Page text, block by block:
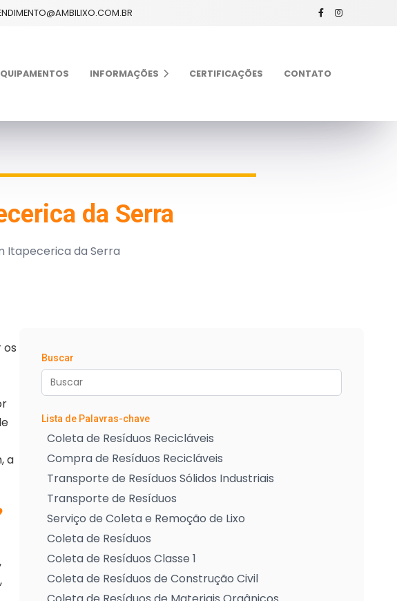
INFORMAÇÕES CERTIFICAÇÕES CONTATO
da Serra
Itapecerica da Serra
os
a
Buscar
Lista de Palavras-chave
Coleta de Resíduos Recicláveis
Compra de Resíduos Recicláveis
Transporte de Resíduos Sólidos Industriais
Transporte de Resíduos
Serviço de Coleta e Remoção de Lixo
Coleta de Resíduos
Coleta de Resíduos Classe 1
Coleta de Resíduos de Construção Civil